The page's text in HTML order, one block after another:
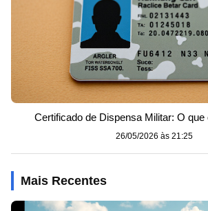
Certificado de Dispensa Militar: O que
26/05/2026 às 21:25
Mais Recentes